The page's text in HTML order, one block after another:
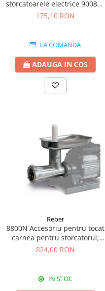
storcatoarele electrice 9008N-
2.5 MM
175,10 RON
LA COMANDA
ADAUGA IN COS
Reber
8800N Accesoriu pentru tocat
carnea pentru storcatorul;
electric Reber 9000N
824,00 RON
IN STOC